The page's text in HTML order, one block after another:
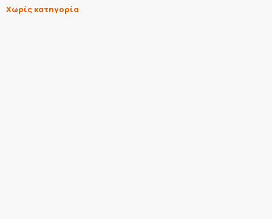
Χωρίς κατηγορία